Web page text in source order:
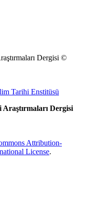
Dergisi ©
Tarihi Enstitüsü
Dergisi
Attribution-
License.